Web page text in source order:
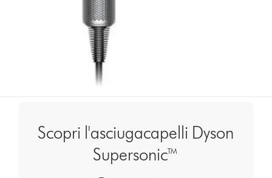
Scopri l'asciugacapelli Dyson
Supersonic™